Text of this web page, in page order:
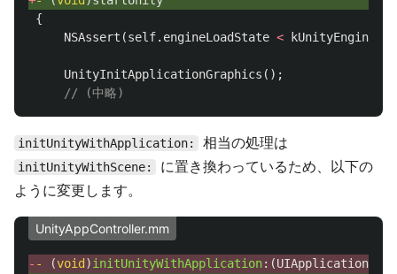
{
NSAssert (self. engineLoadState <
UnityInitApplicationGraphics ();
// (中略)
initUnityWithApplication: 相当の処理は
initUnityWithScene:
に置き換わっているため、以下の
ように変更します。
UnityAppController.mm
- - (void )initUnityWithApplication:(UIApplication